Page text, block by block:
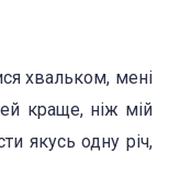
хвальком, мені
краще, ніж мій
якусь одну річ,